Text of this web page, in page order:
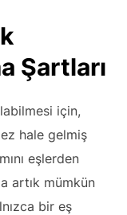
Şartları
için,
hale gelmiş
eşlerden
artık mümkün
bir eş